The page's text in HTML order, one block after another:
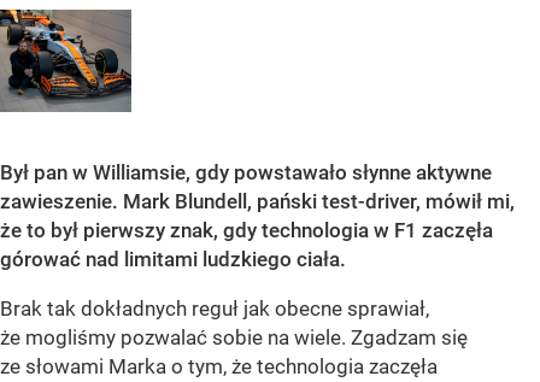
Był pan w Williamsie, gdy powstawało słynne aktywne
zawieszenie. Mark Blundell, pański test-driver, mówił mi,
że to był pierwszy znak, gdy technologia w F1 zaczęła
górować nad limitami ludzkiego ciała.
Brak tak dokładnych reguł jak obecne sprawiał,
że mogliśmy pozwalać sobie na wiele. Zgadzam się
ze słowami Marka o tym, że technologia zaczęła